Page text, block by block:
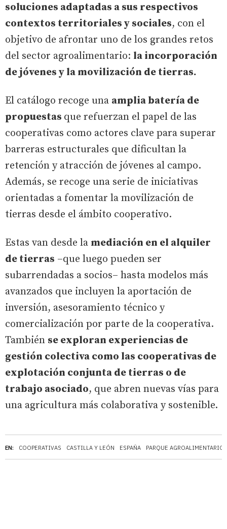
EN: COOPERATIVAS CASTILLA Y LEÓN ESPAÑA PARQUE AGROALIMENTARIO
soluciones adaptadas a sus respectivos
contextos territoriales y sociales, con el
objetivo de afrontar uno de los grandes retos
del sector agroalimentario: la incorporación
de jóvenes y la movilización de tierras.
El catálogo recoge una amplia batería de
propuestas que refuerzan el papel de las
cooperativas como actores clave para superar
barreras estructurales que dificultan la
retención y atracción de jóvenes al campo.
Además, se recoge una serie de iniciativas
orientadas a fomentar la movilización de
tierras desde el ámbito cooperativo.
Estas van desde la mediación en el alquiler
de tierras –que luego pueden ser
subarrendadas a socios– hasta modelos más
avanzados que incluyen la aportación de
inversión, asesoramiento técnico y
comercialización por parte de la cooperativa.
También se exploran experiencias de
gestión colectiva como las cooperativas de
explotación conjunta de tierras o de
trabajo asociado, que abren nuevas vías para
una agricultura más colaborativa y sostenible.